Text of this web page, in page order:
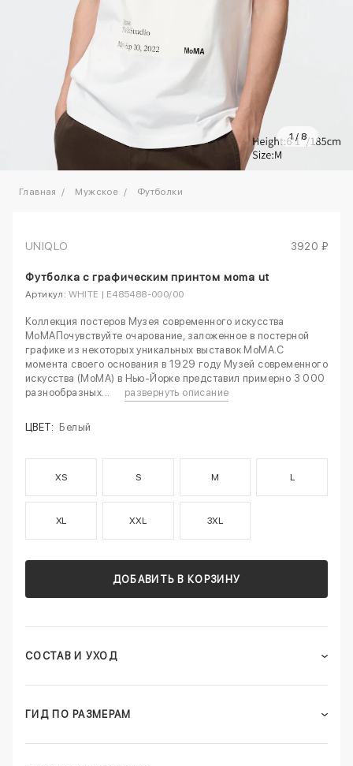
1/ 8
Главная Мужское Футболки
UNIQLO 3920 ₽
Футболка с графическим принтом моma ut
Артикул: WHITE | E485488-000/00
Коллекция постеров Музея современного искусства
MoMAПочувствуйте очарование, заложенное в постерной
графике из некоторых уникальных выставок MoMA.С
момента своего основания в 1929 году Музей современного
искусства (MoMA) в Нью-Йорке представил примерно 3 000
разнообразных...
развернуть описание
ЦВЕТ: Белый
XS S M L
XL XXL 3XL
ДОБАВИТЬ В КОРЗИНУ
СОСТАВ И УХОД
ГИД ПО РАЗМЕРАМ